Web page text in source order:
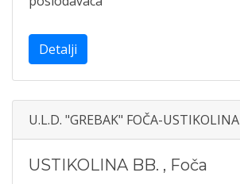
Detalji
U.L.D. "GREBAK" FOČA-USTIKOLINA
USTIKOLINA BB. , Foča